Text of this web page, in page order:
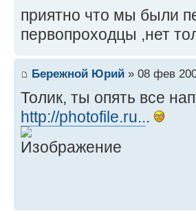
приятно что мы были
первопроходцы ,нет
Бережной Юрий » 08 фев
Толик, ты опять все
http://photofile.ru...